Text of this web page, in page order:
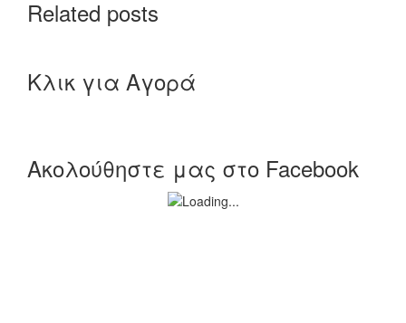
Related posts
Κλικ για Αγορά
Ακολούθηστε μας στο Facebook